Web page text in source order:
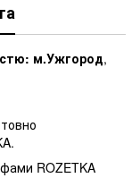
м.Ужгород,
ROZETKA